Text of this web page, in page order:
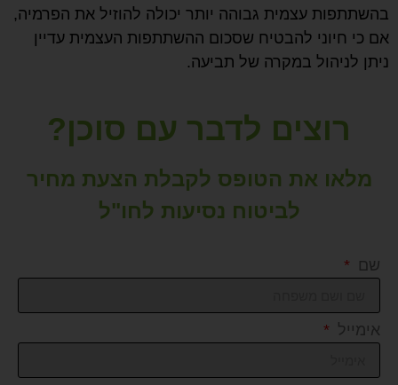
בהשתתפות עצמית גבוהה יותר יכולה להוזיל את הפרמיה,
אם כי חיוני להבטיח שסכום ההשתתפות העצמית עדיין
ניתן לניהול במקרה של תביעה.
רוצים לדבר עם סוכן?
מלאו את הטופס לקבלת הצעת מחיר
לביטוח נסיעות לחו"ל
שם
אימייל